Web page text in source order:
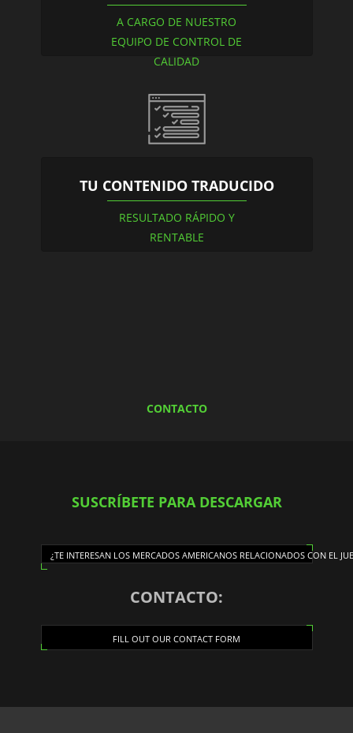
A CARGO DE NUESTRO
EQUIPO DE CONTROL DE
CALIDAD
TU CONTENIDO TRADUCIDO
RESULTADO RÁPIDO Y
RENTABLE
CONTACTO
SUSCRÍBETE PARA DESCARGAR
¿TE INTERESAN LOS MERCADOS AMERICANOS RELACIONADOS CON EL
CONTACTO:
FILL OUT OUR CONTACT FORM